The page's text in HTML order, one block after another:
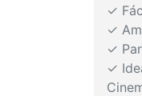
✓
✓
✓
✓